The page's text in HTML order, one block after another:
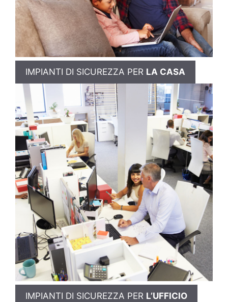
IMPIANTI DI SICUREZZA PER LA CASA
IMPIANTI DI SICUREZZA PER L’UFFICIO